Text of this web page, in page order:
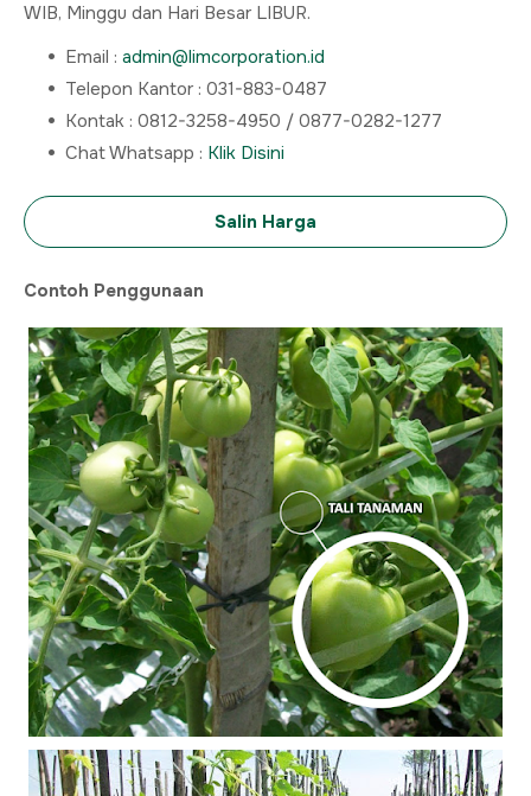
WIB, Minggu dan Hari Besar LIBUR.
Email : admin@limcorporation.id
Telepon Kantor : 031-883-0487
Kontak : 0812-3258-4950 / 0877-0282-1277
Chat Whatsapp : Klik Disini
Salin Harga
Contoh Penggunaan